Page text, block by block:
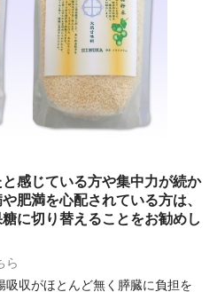
感じている方や集中力が続か
肥満を心配されている方は、
に切り替えることをお勧めし
ら
収がほとんど無く膵臓に負担を